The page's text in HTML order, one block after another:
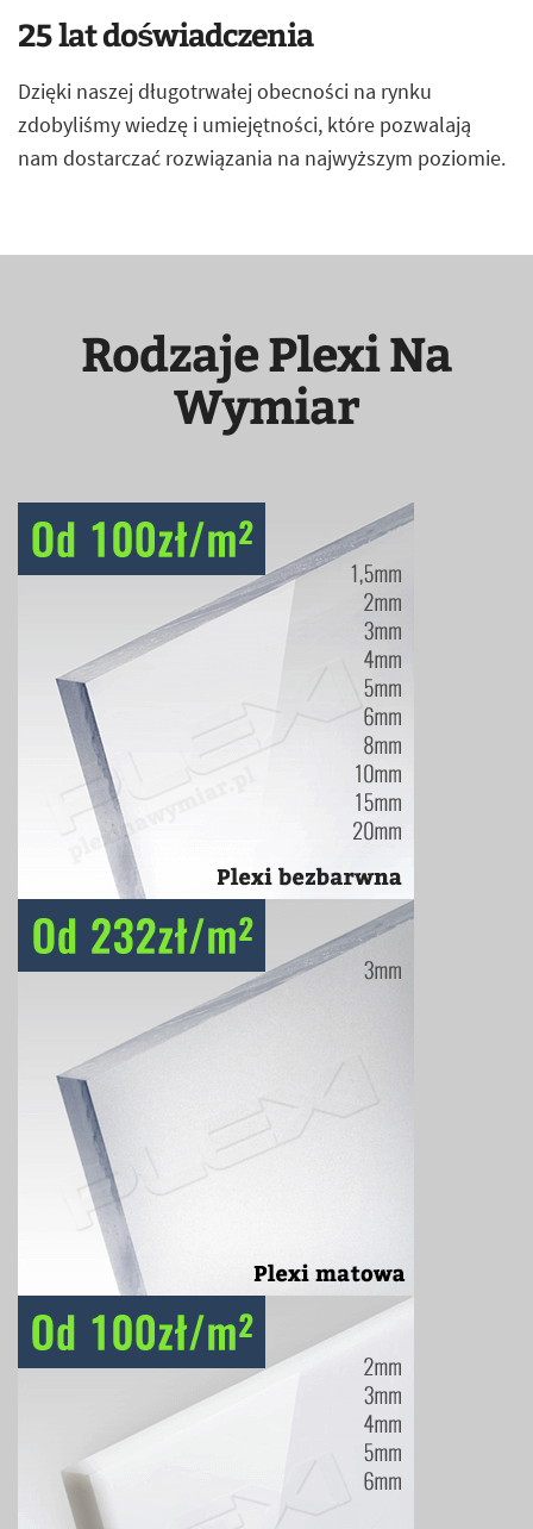
25 lat doświadczenia
Dzięki naszej długotrwałej obecności na rynku
zdobyliśmy wiedzę i umiejętności, które pozwalają
nam dostarczać rozwiązania na najwyższym poziomie.
Rodzaje Plexi Na
Wymiar